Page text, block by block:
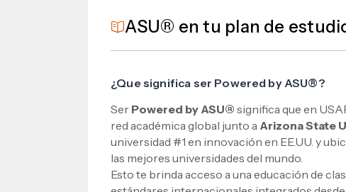
ASU® en tu plan de
¿Que significa ser Powered by ASU®?
Ser Powered by ASU® significa que en
red académica global junto a Arizona State
universidad #1 en innovación en EE.UU. y
las mejores universidades del mundo.
Esto te brinda acceso a una educación de